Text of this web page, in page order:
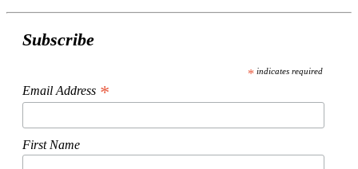
Subscribe
* indicates required
Email Address *
First Name